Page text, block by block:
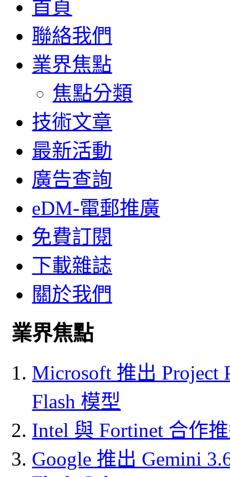
首頁
聯絡我們
業界焦點
焦點分類
技術文章
最新活動
廣告查詢
eDM-電郵推廣
免費訂閱
下載雜誌
關於我們
業界焦點
Microsoft 推出 Project
Flash 模型
Intel 與 Fortinet 合作
Google 推出 Gemini